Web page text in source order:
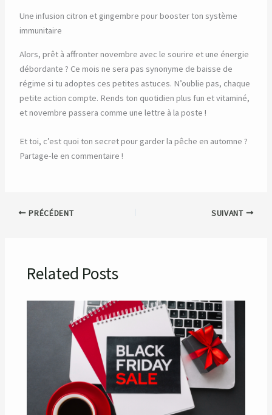
Une infusion citron et gingembre pour booster ton système
immunitaire
Alors, prêt à affronter novembre avec le sourire et une énergie
débordante ? Ce mois ne sera pas synonyme de baisse de
régime si tu adoptes ces petites astuces. N’oublie pas, chaque
petite action compte. Rends ton quotidien plus fun et vitaminé,
et novembre passera comme une lettre à la poste !
Et toi, c’est quoi ton secret pour garder la pêche en automne ?
Partage-le en commentaire !
PRÉCÉDENT SUIVANT
Related Posts